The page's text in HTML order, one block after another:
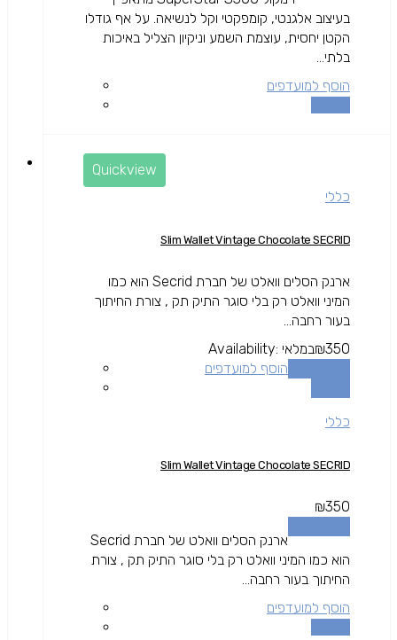
בעיצוב אלגנטי, קומפקטי וקל לנשיאה. על אף גודלו
הקטן יחסית, עוצמת השמע וניקיון הצליל באיכות
בלתי...
הוסף למועדפים
Quickview
כללי
Slim Wallet Vintage Chocolate SECRID
ארנק הסלים וואלט של חברת Secrid הוא כמו
המיני וואלט רק בלי סוגר התיק תק , צורת החיתוך
בעור רחבה...
₪350
Availability: במלאי
הוסף למועדפים
כללי
Slim Wallet Vintage Chocolate SECRID
₪350
ארנק הסלים וואלט של חברת Secrid
הוא כמו המיני וואלט רק בלי סוגר התיק תק , צורת
החיתוך בעור רחבה...
הוסף למועדפים